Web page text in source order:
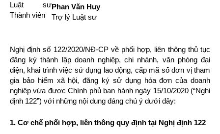
Luật sư
Thành viên
Phan Văn Huy
Trợ lý Luật sư
Nghị định số 122/2020/NĐ-CP về phối hợp, liên thông thủ tục
đăng ký thành lập doanh nghiệp, chi nhánh, văn phòng đại
diện, khai trình việc sử dụng lao động, cấp mã số đơn vị tham
gia bảo hiểm xã hội, đăng ký sử dụng hóa đơn của doanh
nghiệp vừa được Chính phủ ban hành ngày 15/10/2020 (“Nghị
định 122”) với những nội dung đáng chú ý dưới đây:
1. Cơ chế phối hợp, liên thông quyđịnh tại Nghị định 122